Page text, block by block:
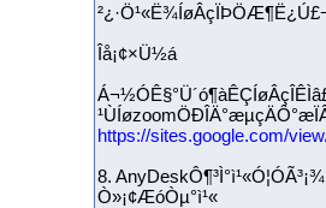
Îå¡¢×Ü½á
https://sites.google.com/
8.
Ò»¡¢ÆóÒµ°ì¹«